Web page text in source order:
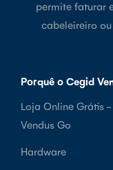
permite faturar
cabeleireiro
Porquê o Cegid
Loja Online Grátis -
Vendus Go
Hardware